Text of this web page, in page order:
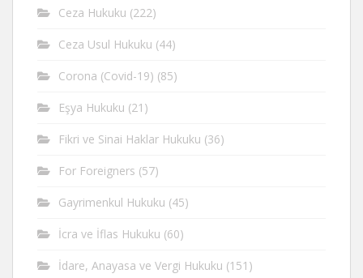
Ceza Hukuku (222)
Ceza Usul Hukuku (44)
Corona (Covid-19) (85)
Eşya Hukuku (21)
Fikri ve Sinai Haklar Hukuku (36)
For Foreigners (57)
Gayrimenkul Hukuku (45)
İcra ve İflas Hukuku (60)
İdare, Anayasa ve Vergi Hukuku (151)